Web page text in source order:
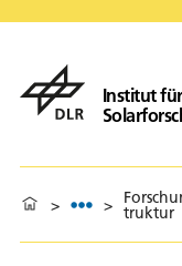
Institut für
> > truktur